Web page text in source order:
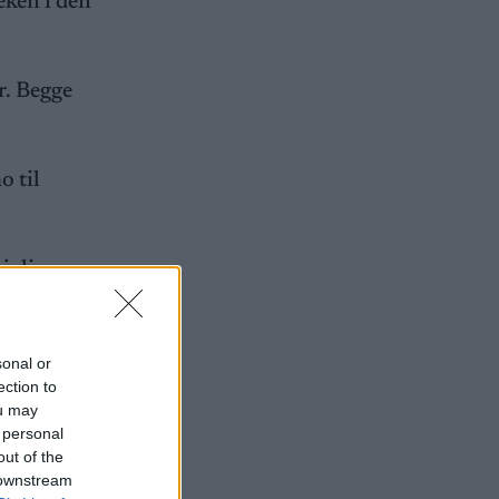
or
to
may
of the
Begge
til
juling,